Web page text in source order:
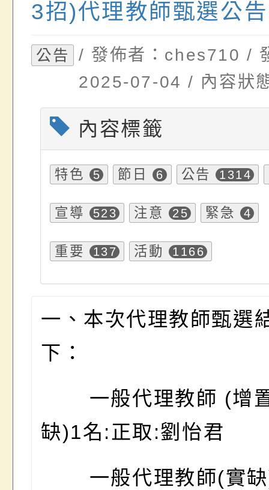
請，請查照。
祝活動」海報電子檔
位協助鼓勵所屬同仁
關（構）、學校、民
名參加，請查照
員退休所得重審後實
算器」，公立學校退
亦可利用
3招)代理教師甄選公告
公告
/ 發佈者：ches710 /
2025-07-04 / 內容狀
內容標籤
特色 5 節日 6 公告 1314
宣導 523 注意 25 緊急 4
重要 137 活動 1166
一、本次代理教師甄選
下：
一般代理教師 (增
缺)1名:正取:劉怡君
一般代理教師(實